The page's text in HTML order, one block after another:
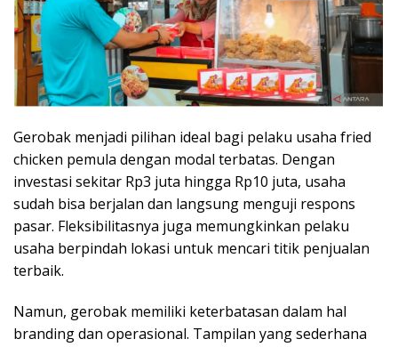
Gerobak menjadi pilihan ideal bagi pelaku usaha fried
chicken pemula dengan modal terbatas. Dengan
investasi sekitar Rp3 juta hingga Rp10 juta, usaha
sudah bisa berjalan dan langsung menguji respons
pasar. Fleksibilitasnya juga memungkinkan pelaku
usaha berpindah lokasi untuk mencari titik penjualan
terbaik.
Namun, gerobak memiliki keterbatasan dalam hal
branding dan operasional. Tampilan yang sederhana